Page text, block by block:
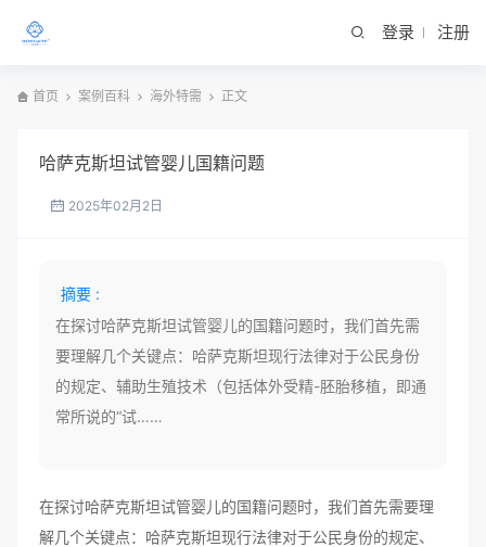
登录 注册
首页 案例百科 海外特需 正文
哈萨克斯坦试管婴儿国籍问题
2025年02月2日
摘要 :
在探讨哈萨克斯坦试管婴儿的国籍问题时，我们首先需
要理解几个关键点：哈萨克斯坦现行法律对于公民身份
的规定、辅助生殖技术（包括体外受精-胚胎移植，即通
常所说的“试……
在探讨哈萨克斯坦试管婴儿的国籍问题时，我们首先需要理
解几个关键点：哈萨克斯坦现行法律对于公民身份的规定、